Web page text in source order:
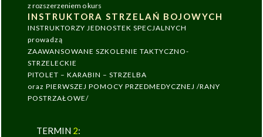
z rozszerzeniem o kurs
INSTRUKTORA STRZELAŃ BOJOWYCH
INSTRUKTORZY JEDNOSTEK SPECJALNYCH
prowadzą
ZAAWANSOWANE SZKOLENIE TAKTYCZNO-
STRZELECKIE
PITOLET – KARABIN – STRZELBA
oraz PIERWSZEJ POMOCY PRZEDMEDYCZNEJ /RANY
POSTRZAŁOWE/
TERMIN 2: